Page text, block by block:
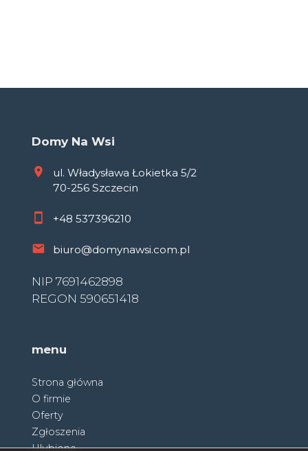
Domy Na Wsi
ul. Władysława Łokietka 5/2
70-256 Szczecin
+48 537396210
biuro@domynawsi.com.pl
NIP 7691462898
REGON 590651418
menu
Strona główna
O firmie
Oferty
Zgłoszenia
Ulubione